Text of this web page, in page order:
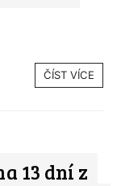
ČÍST VÍCE
13 dní z